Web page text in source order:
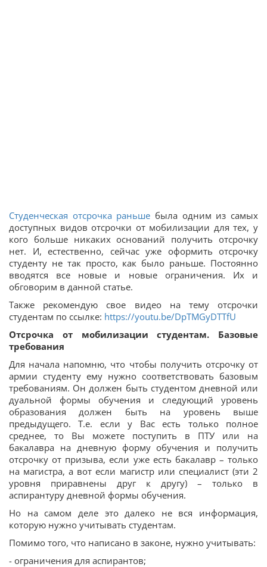
Студенческая отсрочка раньше была одним из самых
доступных видов отсрочки от мобилизации для тех, у
кого больше никаких оснований получить отсрочку
нет. И, естественно, сейчас уже оформить отсрочку
студенту не так просто, как было раньше. Постоянно
вводятся все новые и новые ограничения. Их и
обговорим в данной статье.
Также рекомендую свое видео на тему отсрочки
студентам по ссылке: https://youtu.be/DpTMGyDTTfU
Отсрочка от мобилизации студентам. Базовые
требования
Для начала напомню, что чтобы получить отсрочку от
армии студенту ему нужно соответствовать базовым
требованиям. Он должен быть студентом дневной или
дуальной формы обучения и следующий уровень
образования должен быть на уровень выше
предыдущего. Т.е. если у Вас есть только полное
среднее, то Вы можете поступить в ПТУ или на
бакалавра на дневную форму обучения и получить
отсрочку от призыва, если уже есть бакалавр – только
на магистра, а вот если магистр или специалист (эти 2
уровня приравнены друг к другу) – только в
аспирантуру дневной формы обучения.
Но на самом деле это далеко не вся информация,
которую нужно учитывать студентам.
Помимо того, что написано в законе, нужно учитывать:
- ограничения для аспирантов;